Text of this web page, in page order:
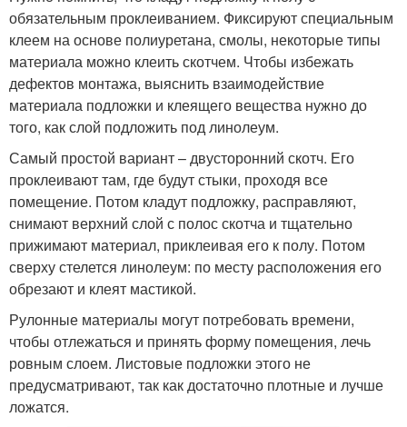
обязательным проклеиванием. Фиксируют специальным
клеем на основе полиуретана, смолы, некоторые типы
материала можно клеить скотчем. Чтобы избежать
дефектов монтажа, выяснить взаимодействие
материала подложки и клеящего вещества нужно до
того, как слой подложить под линолеум.
Самый простой вариант – двусторонний скотч. Его
проклеивают там, где будут стыки, проходя все
помещение. Потом кладут подложку, расправляют,
снимают верхний слой с полос скотча и тщательно
прижимают материал, приклеивая его к полу. Потом
сверху стелется линолеум: по месту расположения его
обрезают и клеят мастикой.
Рулонные материалы могут потребовать времени,
чтобы отлежаться и принять форму помещения, лечь
ровным слоем. Листовые подложки этого не
предусматривают, так как достаточно плотные и лучше
ложатся.